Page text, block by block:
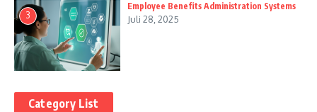
3
Employee Benefits Administration Systems
Juli 28, 2025
Category List